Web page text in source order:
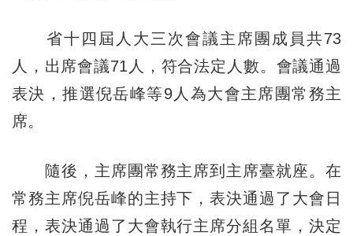
省十四屆人大三次會議主席團成員共73
人，出席會議71人，符合法定人數。會議通過
表決，推選倪岳峰等9人為大會主席團常務主
席。
隨後，主席團常務主席到主席臺就座。在
常務主席倪岳峰的主持下，表決通過了大會日
程，表決通過了大會執行主席分組名單，決定